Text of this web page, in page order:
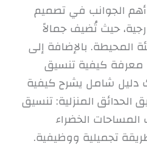
الجوانب في تصميم
حيث تُضيف جمالاً
المحيطة. بالإضافة إلى
كيفية تنسيق
دليل شامل يشرح كيفية
المنزلية: تنسيق
المساحات الخضراء
تجميلية ووظيفية.